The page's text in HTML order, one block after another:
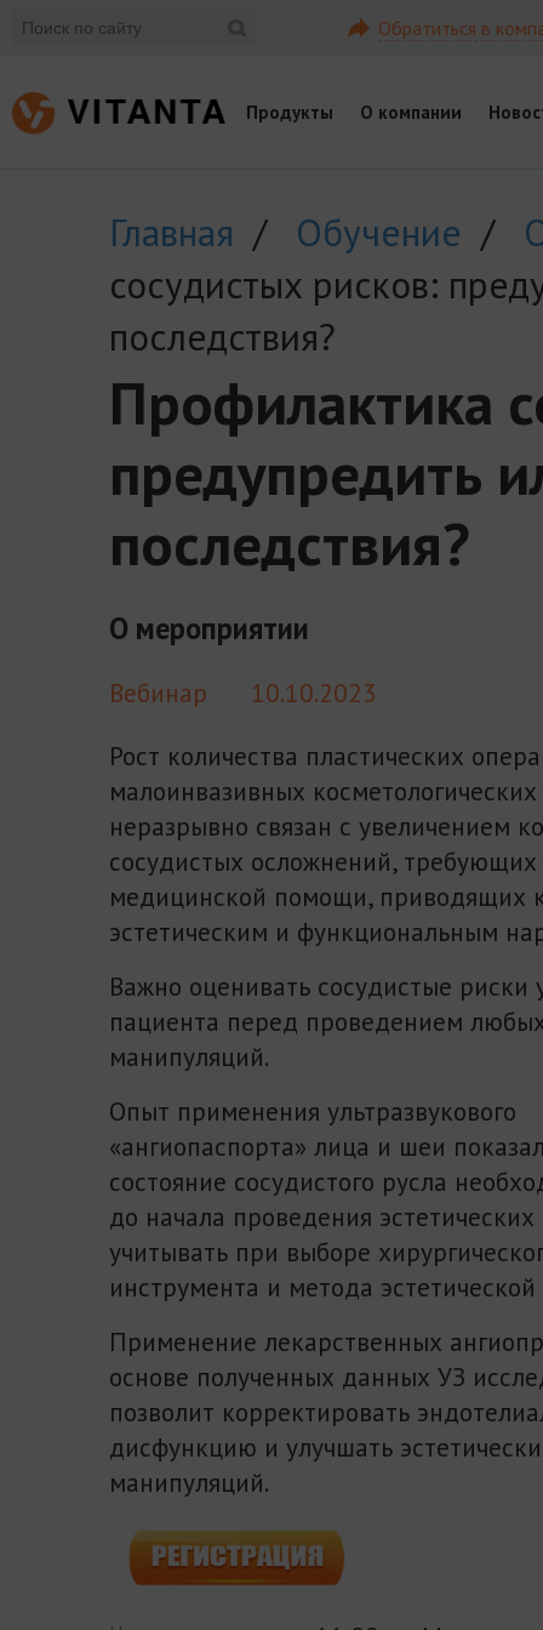
Обратиться в
Продукты О компании
Главная / Обучение /
сосудистых рисков:
последствия?
Профилактика
предупредить
последствия?
О мероприятии
Вебинар
10.10.2023
Рост количества пластических
малоинвазивных
неразрывно связан с увеличением
сосудистых осложнений,
медицинской помощи, приводящих
эстетическим и функциональным
Важно оценивать сосудистые риски
пациента перед проведением
манипуляций.
Опыт применения ультразвукового
«ангиопаспорта» лица и шеи
состояние сосудистого русла
до начала проведения
учитывать при выборе
инструмента и метода
Применение лекарственных
основе полученных данных УЗ
позволит корректировать
дисфункцию и улучшать
манипуляций.